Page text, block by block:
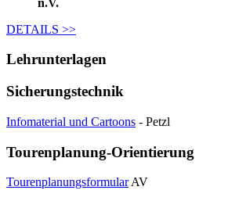
DETAILS >>
Lehrunterlagen
Sicherungstechnik
Infomaterial und Cartoons - Petzl
Tourenplanung-Orientierung
TourenplanungsformularAV